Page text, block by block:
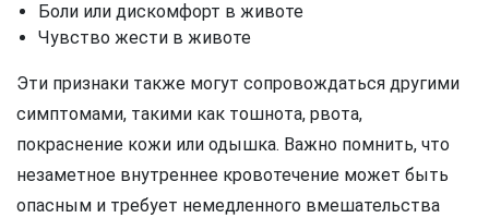
Боли или дискомфорт в животе
Чувство жести в животе
Эти признаки также могут сопровождаться другими
симптомами, такими как тошнота, рвота,
покраснение кожи или одышка. Важно помнить, что
незаметное внутреннее кровотечение может быть
опасным и требует немедленного вмешательства